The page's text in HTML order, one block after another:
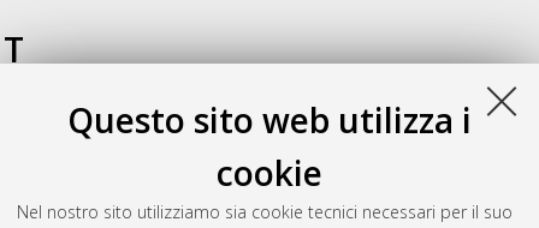
Questo sito web utilizza i
cookie
Nel nostro sito utilizziamo sia cookie tecnici necessari per il suo
T
Torri, Cristian(2011)Chemical analysis and reactivity of
biomass pyrolysis products. Application to the development of
carbon-neutral biofuels and chemicals
Alma Mater Studiorum Università di Bologna. Dottorato di
ricerca inScienze ambientali: tutela e gestione delle risorse